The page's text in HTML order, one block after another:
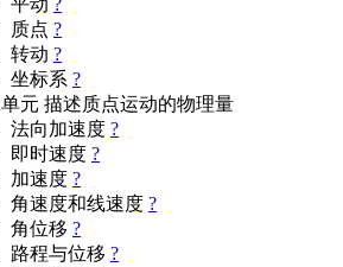
平动 ?
质点 ?
转动 ?
坐标系 ?
元 描述质点运动的物理量
法向加速度 ?
即时速度 ?
加速度 ?
角速度和线速度 ?
角位移 ?
路程与位移 ?